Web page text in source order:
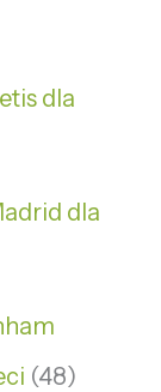
dla
dla
48